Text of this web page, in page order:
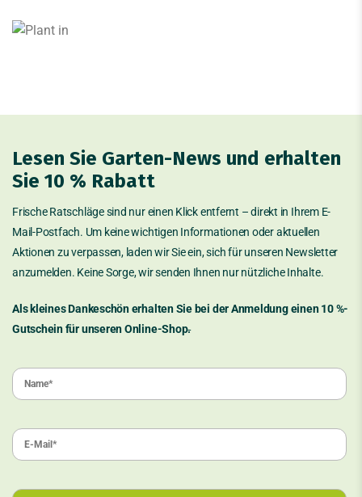
Lesen Sie Garten-News und erhalten
Sie 10 % Rabatt
Frische Ratschläge sind nur einen Klick entfernt – direkt in Ihrem E-
Mail-Postfach. Um keine wichtigen Informationen oder aktuellen
Aktionen zu verpassen, laden wir Sie ein, sich für unseren Newsletter
anzumelden. Keine Sorge, wir senden Ihnen nur nützliche Inhalte.
Als kleines Dankeschön erhalten Sie bei der Anmeldung einen 10 %-
Gutschein für unseren Online-Shop.